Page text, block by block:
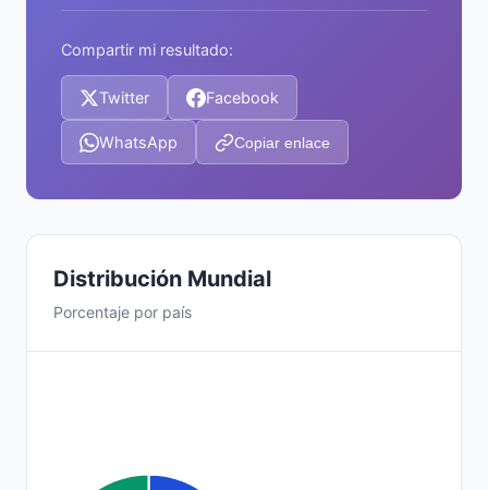
Compartir mi resultado:
Twitter Facebook
WhatsApp Copiar enlace
Distribución Mundial
Porcentaje por país